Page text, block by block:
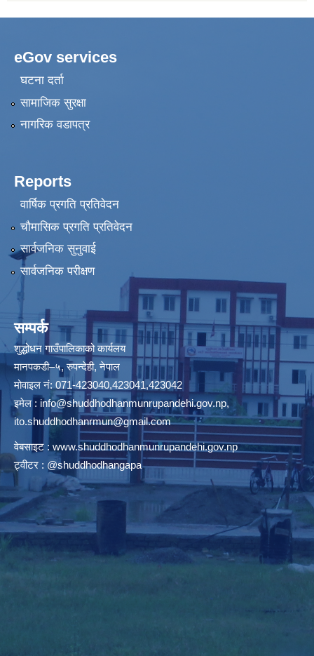
eGov services
घटना दर्ता
सामाजिक सुरक्षा
नागरिक वडापत्र
Reports
वार्षिक प्रगति प्रतिवेदन
चौमासिक प्रगति प्रतिवेदन
सार्वजनिक सुनुवाई
सार्वजनिक परीक्षण
सम्पर्क
शुद्धोधन गाउँपालिकाको कार्यलय
मानपकडी–५, रुपन्देही, नेपाल
मोवाइल नं: 071-423040,423041,423042
इमेल : info@shuddhodhanmunrupandehi.gov.np,
ito.shuddhodhanrmun@gmail.com
वेबसाइट : www.shuddhodhanmunrupandehi.gov.np
ट्वीटर : @shuddhodhangapa